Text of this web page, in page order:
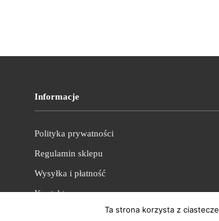
Informacje
Polityka prywatności
Regulamin sklepu
Wysyłka i płatność
Kontakt
Ta strona korzysta z